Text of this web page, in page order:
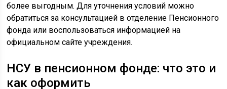
более выгодным. Для уточнения условий можно
обратиться за консультацией в отделение Пенсионного
фонда или воспользоваться информацией на
официальном сайте учреждения.
НСУ в пенсионном фонде: что это и
как оформить